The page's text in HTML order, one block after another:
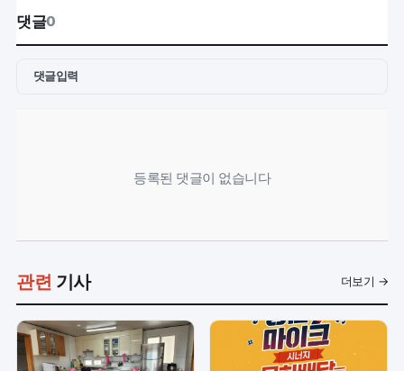
댓글0
댓글입력
등록된 댓글이 없습니다
관련 기사 더보기 →